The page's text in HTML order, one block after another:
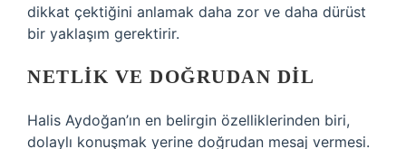
dikkat çektiğini anlamak daha zor ve daha dürüst
bir yaklaşım gerektirir.
NETLIK VE DOĞRUDAN DIL
Halis Aydoğan’ın en belirgin özelliklerinden biri,
dolaylı konuşmak yerine doğrudan mesaj vermesi.